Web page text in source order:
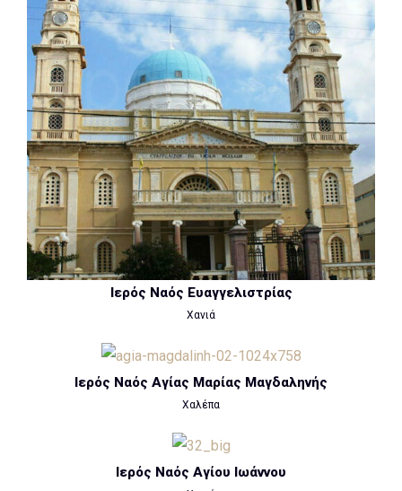
Ιερός Ναός Ευαγγελιστρίας
Χανιά
Ιερός Ναός Αγίας Μαρίας Μαγδαληνής
Χαλέπα
Ιερός Ναός Αγίου Ιωάννου